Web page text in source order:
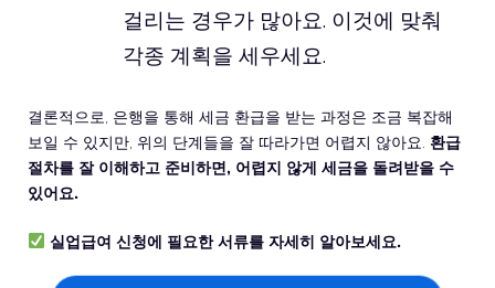
걸리는 경우가 많아요. 이것에 맞춰
각종 계획을 세우세요.
결론적으로, 은행을 통해 세금 환급을 받는 과정은 조금 복잡해
보일 수 있지만, 위의 단계들을 잘 따라가면 어렵지 않아요. 환급
절차를 잘 이해하고 준비하면, 어렵지 않게 세금을 돌려받을 수
있어요.
실업급여 신청에 필요한 서류를 자세히 알아보세요.